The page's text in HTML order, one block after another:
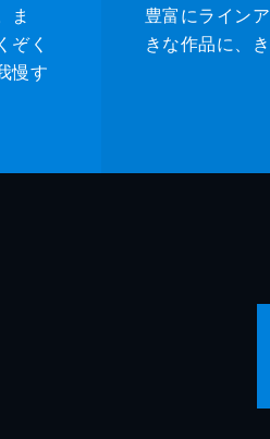
ま
ぞく
慢す
豊富にライン
きな作品に、